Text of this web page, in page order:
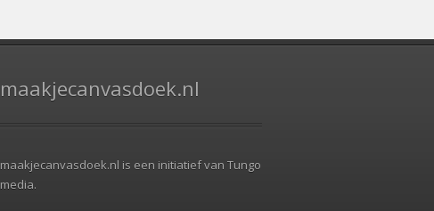
maakjecanvasdoek.nl
maakjecanvasdoek.nl is een initiatief van Tungo
media.